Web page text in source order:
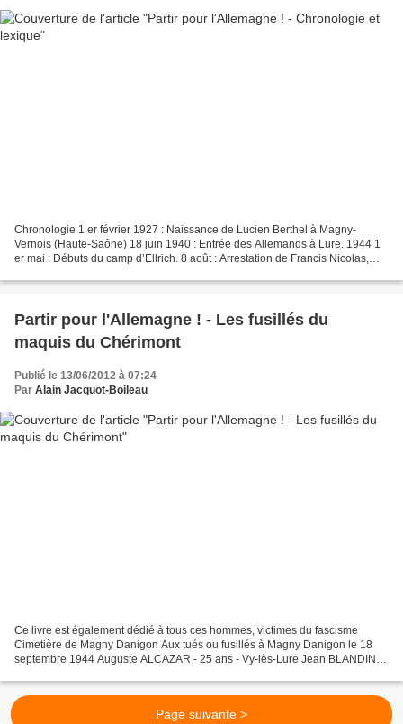
Chronologie 1 er février 1927 : Naissance de Lucien Berthel à Magny-
Vernois (Haute-Saône) 18 juin 1940 : Entrée des Allemands à Lure. 1944 1
er mai : Débuts du camp d’Ellrich. 8 août : Arrestation de Francis Nicolas,
Partir pour l'Allemagne ! - Les fusillés du
maquis du Chérimont
Publié le 13/06/2012 à 07:24
Par Alain Jacquot-Boileau
Ce livre est également dédié à tous ces hommes, victimes du fascisme
Cimetière de Magny Danigon Aux tués ou fusillés à Magny Danigon le 18
septembre 1944 Auguste ALCAZAR - 25 ans - Vy‑lès‑Lure Jean BLANDIN -
Page suivante >